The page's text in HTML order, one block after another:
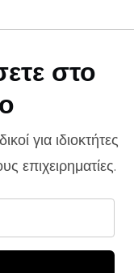
στο
για ιδιοκτήτες
επιχειρηματίες.